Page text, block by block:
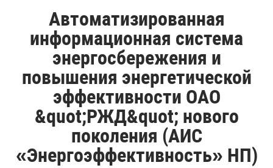
Автоматизированная
информационная система
энергосбережения и
повышения энергетической
эффективности ОАО
&quot;РЖД&quot; нового
поколения (АИС
«Энергоэффективность» НП)